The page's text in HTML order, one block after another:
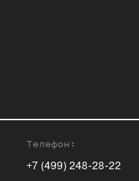
Телефон:
+7 (499) 248-28-22